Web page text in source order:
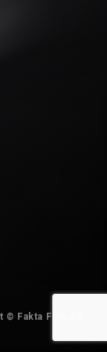
Fakta Film AS.